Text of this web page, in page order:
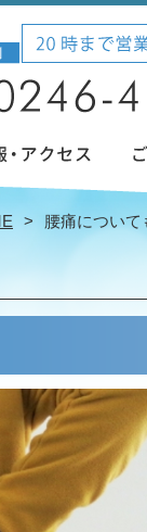
腰痛について